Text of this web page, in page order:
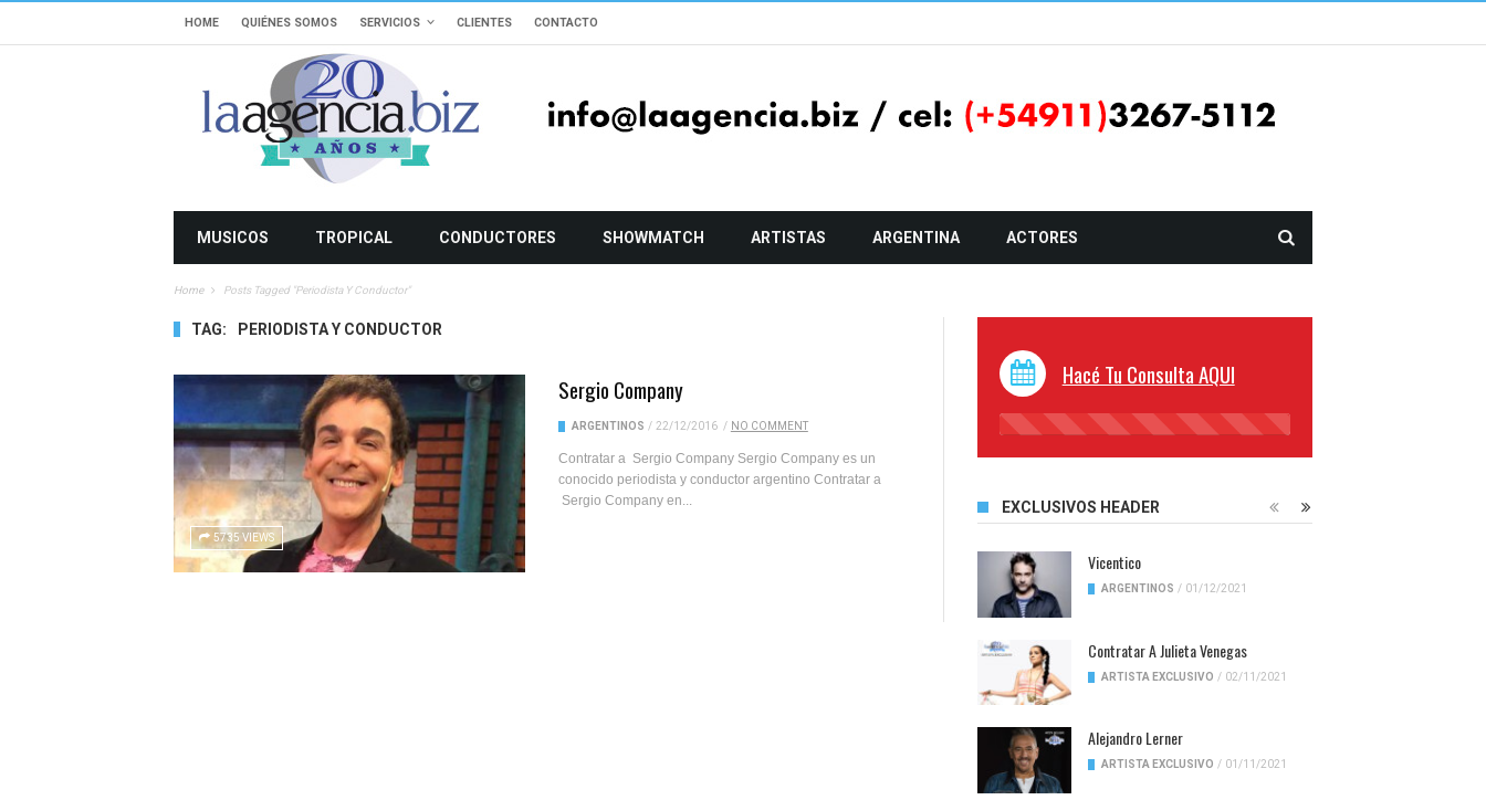
HOME QUIÉNES SOMOS SERVICIOS CLIENTES CONTACTO
MUSICOS TROPICAL CONDUCTORES SHOWMATCH ARTISTAS ARGENTINA ACTORES
Home Posts Tagged "periodista Y Conductor"
TAG: PERIODISTA Y CONDUCTOR
5735 VIEWS
Sergio Company
ARGENTINOS / 22/12/2016 / NO COMMENT
Contratar a Sergio Company Sergio Company es un
conocido periodista y conductor argentino Contratar a
Sergio Company en...
Hacé Tu Consulta AQUI
45%
EXCLUSIVOS HEADER
Vicentico
ARGENTINOS / 01/12/2021
Contratar A Julieta Venegas
ARTISTA EXCLUSIVO / 02/11/2021
Alejandro Lerner
ARTISTA EXCLUSIVO / 01/11/2021